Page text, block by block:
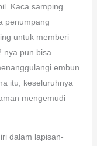
Kaca samping
penumpang
untuk memberi
nya pun bisa
embun
itu, keseluruhnya
mengemudi
dalam lapisan-